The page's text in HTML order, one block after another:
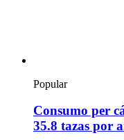
Popular
Consumo per
35.8 tazas por